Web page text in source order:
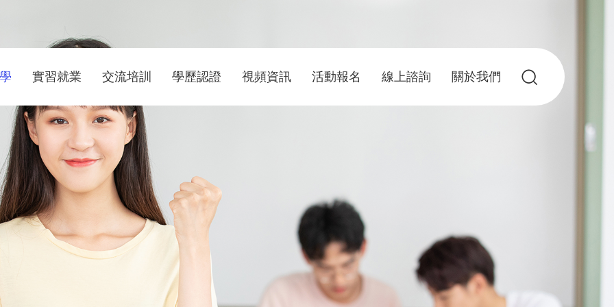
實習就業 交流培訓 學歷認證 視頻資訊 活動報名 線上諮詢 關於我們